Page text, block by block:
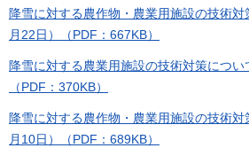
降雪に対する農作物・農業用施設の技術
月22日）（PDF：667KB）
降雪に対する農業用施設の技術対策につい
（PDF：370KB）
降雪に対する農作物・農業用施設の技術
月10日）（PDF：689KB）